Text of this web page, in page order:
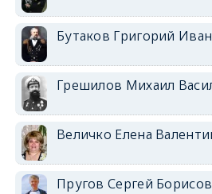
Бутаков Григорий
Грешилов Михаил
Величко Елена
Пругов Сергей